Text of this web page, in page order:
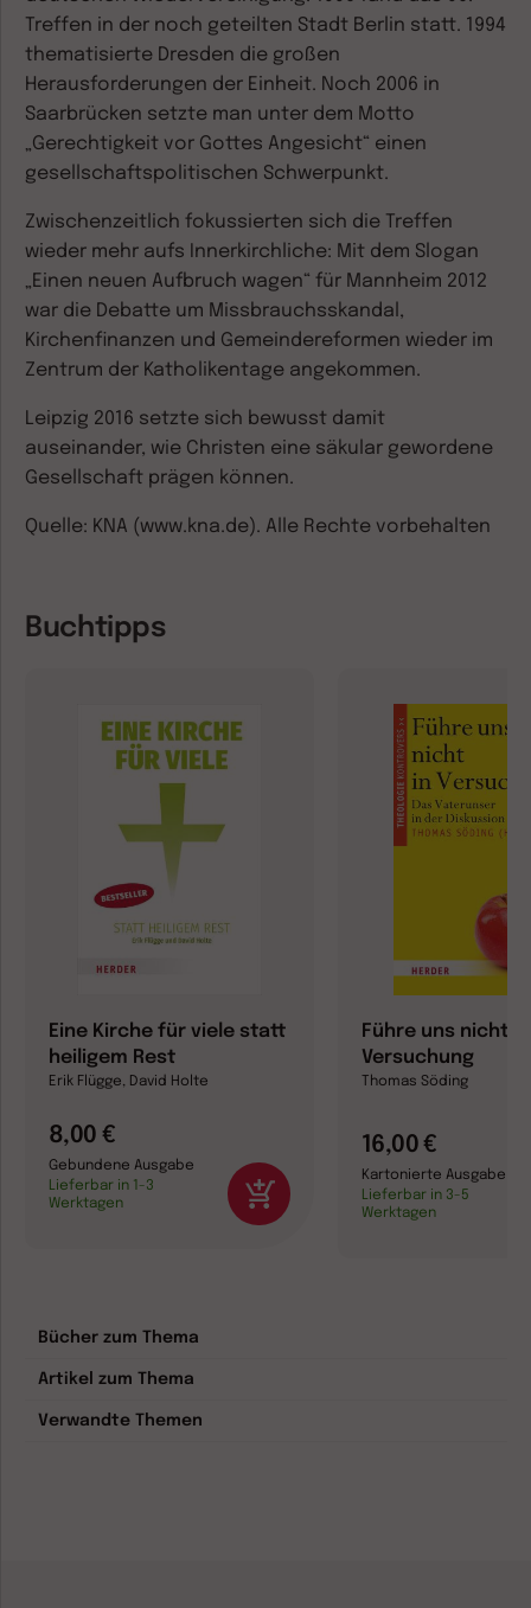
Treffen in der noch geteilten Stadt Berlin statt. 1994
thematisierte Dresden die großen
Herausforderungen der Einheit. Noch 2006 in
Saarbrücken setzte man unter dem Motto
„Gerechtigkeit vor Gottes Angesicht“ einen
gesellschaftspolitischen Schwerpunkt.
Zwischenzeitlich fokussierten sich die Treffen
wieder mehr aufs Innerkirchliche: Mit dem Slogan
„Einen neuen Aufbruch wagen“ für Mannheim 2012
war die Debatte um Missbrauchsskandal,
Kirchenfinanzen und Gemeindereformen wieder im
Zentrum der Katholikentage angekommen.
Leipzig 2016 setzte sich bewusst damit
auseinander, wie Christen eine säkular gewordene
Gesellschaft prägen können.
Quelle: KNA (www.kna.de). Alle Rechte vorbehalten
Buchtipps
Eine Kirche für viele statt
heiligem Rest
Erik Flügge, David Holte
8,00 €
Gebundene Ausgabe
Lieferbar in 1-3
Werktagen
Führe uns nicht in
Versuchung
Thomas Söding
16,00 €
Kartonierte Ausgabe
Lieferbar in 3-5
Werktagen
Bücher zum Thema
Artikel zum Thema
Verwandte Themen